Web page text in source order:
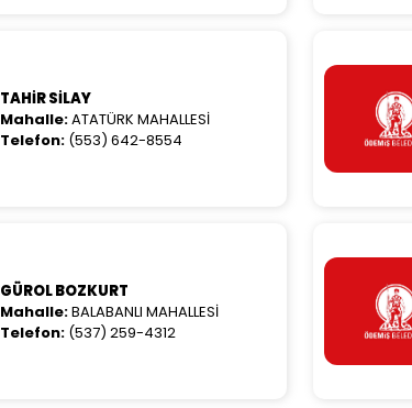
TAHİR SİLAY
Mahalle:ATATÜRK MAHALLESİ
Telefon: (553) 642-8554
GÜROL BOZKURT
Mahalle:BALABANLI MAHALLESİ
Telefon: (537) 259-4312